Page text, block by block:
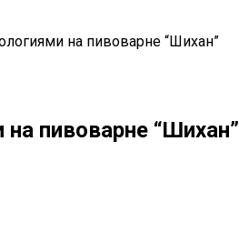
на пивоварне “Шихан”
пивоварне “Шихан”